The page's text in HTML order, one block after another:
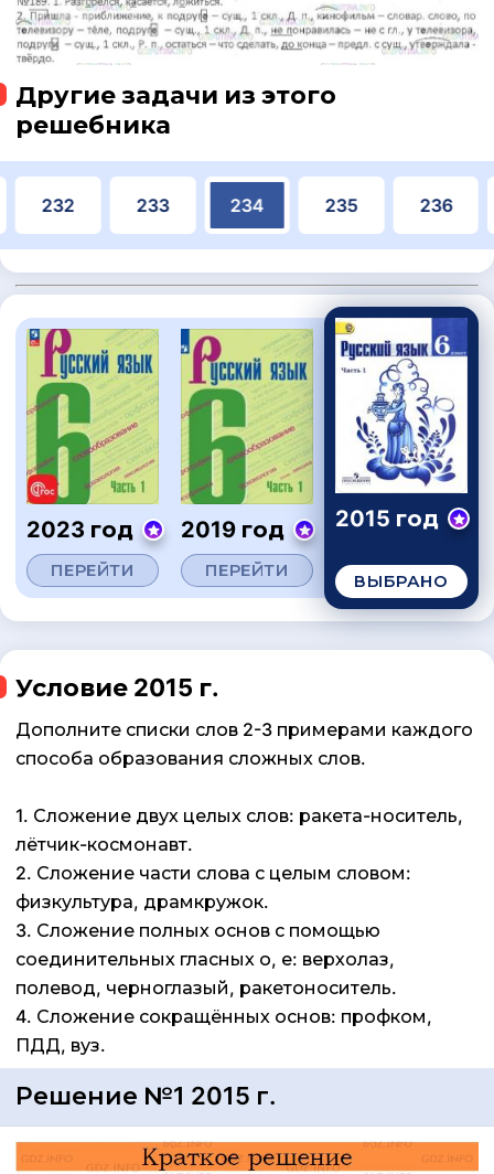
Другие задачи из этого
решебника
232 233 234 235 236
2023 год
ПЕРЕЙТИ
2019 год
ПЕРЕЙТИ
2015 год
ВЫБРАНО
Условие 2015 г.
Дополните списки слов 2-3 примерами каждого
способа образования сложных слов.
1. Сложение двух целых слов: ракета-носитель,
лётчик-космонавт.
2. Сложение части слова с целым словом:
физкультура, драмкружок.
3. Сложение полных основ с помощью
соединительных гласных о, е: верхолаз,
полевод, черноглазый, ракетоноситель.
4. Сложение сокращённых основ: профком,
ПДД, вуз.
Решение №1 2015 г.